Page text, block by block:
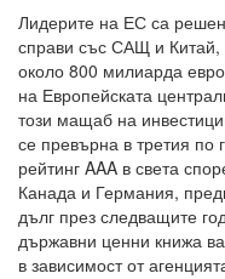
Лидерите на ЕС са
справи със САЩ и Китай,
около 800 милиарда
на Европейската
този мащаб на
се превърна в третия по
рейтинг AAA в света
Канада и Германия,
дълг през следващите
държавни ценни книжа
в зависимост от